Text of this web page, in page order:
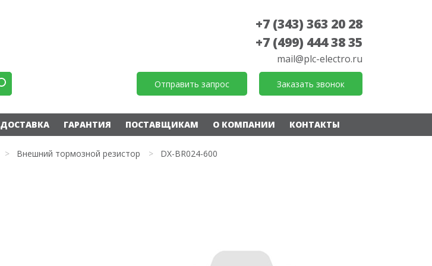
+7 (343) 363 20 28
+7 (499) 444 38 35
mail@plc-electro.ru
Отправить запрос Заказать звонок
ДОСТАВКА ГАРАНТИЯ ПОСТАВЩИКАМ О КОМПАНИИ КОНТАКТЫ
> Внешний тормозной резистор > DX-BR024-600